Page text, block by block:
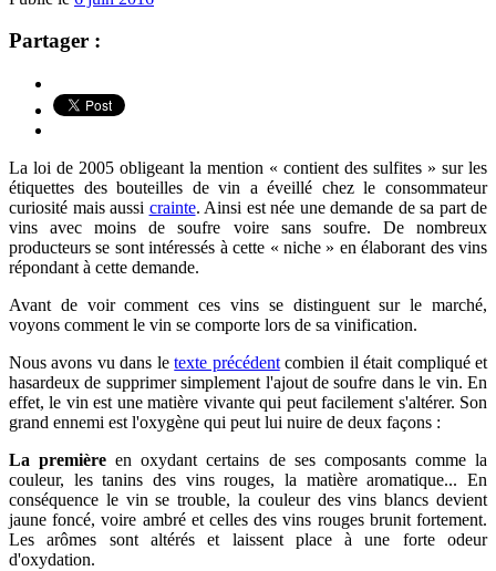
Partager :
La loi de 2005 obligeant la mention « contient des sulfites » sur les
étiquettes des bouteilles de vin a éveillé chez le consommateur
curiosité mais aussi crainte. Ainsi est née une demande de sa part de
vins avec moins de soufre voire sans soufre. De nombreux
producteurs se sont intéressés à cette « niche » en élaborant des vins
répondant à cette demande.
Avant de voir comment ces vins se distinguent sur le marché,
voyons comment le vin se comporte lors de sa vinification.
Nous avons vu dans letexte précédentcombien il était compliqué et
hasardeux de supprimer simplement l'ajout de soufre dans le vin. En
effet, le vin est une matière vivante qui peut facilement s'altérer. Son
grand ennemi est l'oxygène qui peut lui nuire de deux façons :
La première en oxydant certains de ses composants comme la
couleur, les tanins des vins rouges, la matière aromatique... En
conséquence le vin se trouble, la couleur des vins blancs devient
jaune foncé, voire ambré et celles des vins rouges brunit fortement.
Les arômes sont altérés et laissent place à une forte odeur
d'oxydation.